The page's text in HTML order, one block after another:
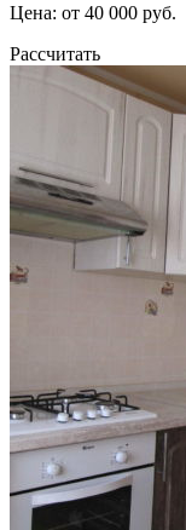
Цена: от 40 000 руб.
Рассчитать